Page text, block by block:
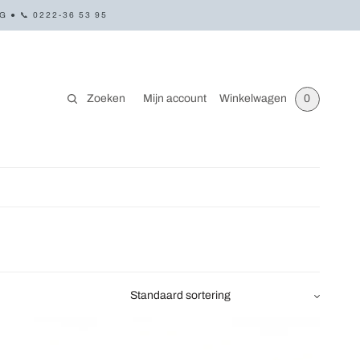
● 📞 0222-36 53 95
Zoeken Mijn account Winkelwagen 0